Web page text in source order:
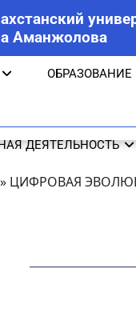
Аманжолова
ОБРАЗОВАНИЕ
ДЕЯТЕЛЬНОСТЬ
» ЦИФРОВАЯ